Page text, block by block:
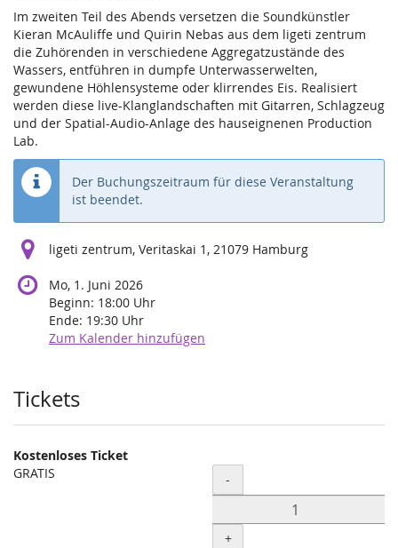
Im zweiten Teil des Abends versetzen die Soundkünstler
Kieran McAuliffe und Quirin Nebas aus dem ligeti zentrum
die Zuhörenden in verschiedene Aggregatzustände des
Wassers, entführen in dumpfe Unterwasserwelten,
gewundene Höhlensysteme oder klirrendes Eis. Realisiert
werden diese live-Klanglandschaften mit Gitarren, Schlagzeug
und der Spatial-Audio-Anlage des hauseignenen Production
Lab.
Der Buchungszeitraum für diese Veranstaltung
ist beendet.
ligeti zentrum, Veritaskai 1, 21079 Hamburg
Mo, 1. Juni 2026
Beginn: 18:00 Uhr
Ende: 19:30 Uhr
Zum Kalender hinzufügen
Produkte
Tickets
Kostenloses Ticket
GRATIS
Menge
-
+